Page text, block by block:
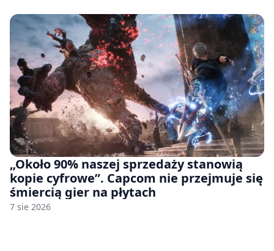
„Około 90% naszej sprzedaży stanowią
kopie cyfrowe”. Capcom nie przejmuje się
śmiercią gier na płytach
7 sie 2026